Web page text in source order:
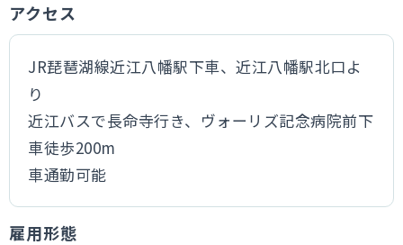
アクセス
JR琵琶湖線近江八幡駅下車、近江八幡駅北口よ
り
近江バスで長命寺行き、ヴォーリズ記念病院前下
車徒歩200m
車通勤可能
雇用形態